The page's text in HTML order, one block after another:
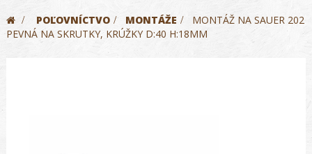
> POĽOVNÍCTVO > MONTÁŽE >
MONTÁŽ NA SAUER 202
PEVNÁ NA SKRUTKY, KRÚŽKY D:40 H:18MM